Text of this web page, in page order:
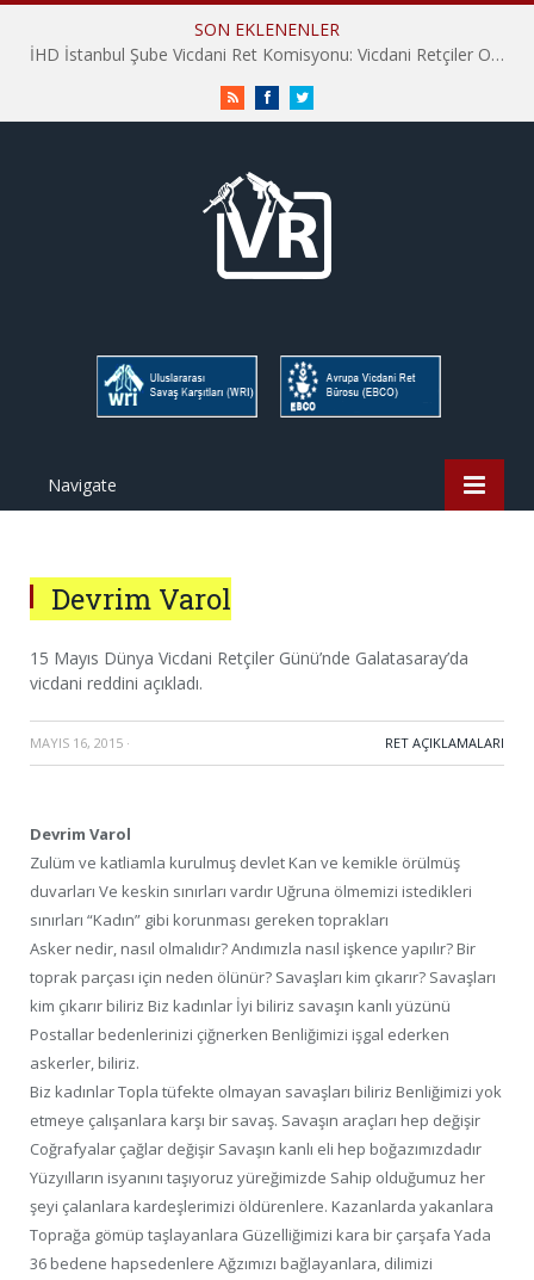
SON EKLENENLER
İHD İstanbul Şube Vicdani Ret Komisyonu: Vicdani Retçiler Olarak Destek İçin Buradayız!
RSS FacebookTwitter
Navigate
Devrim Varol
15 Mayıs Dünya Vicdani Retçiler Günü’nde Galatasaray’da
vicdani reddini açıkladı.
MAYIS 16, 2015 · RET AÇIKLAMALARI
Devrim Varol
Zulüm ve katliamla kurulmuş devlet Kan ve kemikle örülmüş
duvarları Ve keskin sınırları vardır Uğruna ölmemizi istedikleri
sınırları “Kadın” gibi korunması gereken toprakları
Asker nedir, nasıl olmalıdır? Andımızla nasıl işkence yapılır? Bir
toprak parçası için neden ölünür? Savaşları kim çıkarır? Savaşları
kim çıkarır biliriz Biz kadınlar İyi biliriz savaşın kanlı yüzünü
Postallar bedenlerinizi çiğnerken Benliğimizi işgal ederken
askerler, biliriz.
Biz kadınlar Topla tüfekte olmayan savaşları biliriz Benliğimizi yok
etmeye çalışanlara karşı bir savaş. Savaşın araçları hep değişir
Coğrafyalar çağlar değişir Savaşın kanlı eli hep boğazımızdadır
Yüzyılların isyanını taşıyoruz yüreğimizde Sahip olduğumuz her
şeyi çalanlara kardeşlerimizi öldürenlere. Kazanlarda yakanlara
Toprağa gömüp taşlayanlara Güzelliğimizi kara bir çarşafa Yada
36 bedene hapsedenlere Ağzımızı bağlayanlara, dilimizi